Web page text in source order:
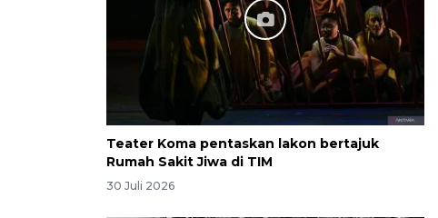
Teater Koma pentaskan lakon bertajuk
Rumah Sakit Jiwa di TIM
30 Juli 2026